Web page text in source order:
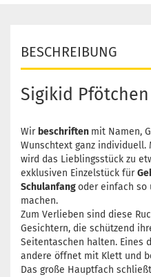
BESCHREIBUNG
Sigikid
Wir beschriften mit Namen,
Wunschtext ganz individuell.
wird das Lieblingsstück zu
exklusiven Einzelstück für
Schulanfangoder einfach so
machen.
Zum Verlieben sind diese
Gesichtern, die schützend
Seitentaschen halten. Eines
andere öffnet mit Klett und
Das große Hauptfach